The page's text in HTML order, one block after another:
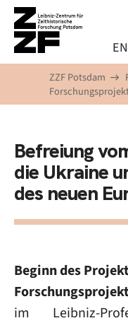
Direkt zum Inhalt
EN
ZZF Potsdam
Befreiung
die Ukraine
des neuen
Beginn des
im Leibniz-